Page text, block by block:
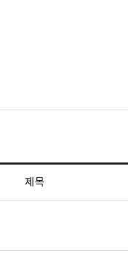
제목